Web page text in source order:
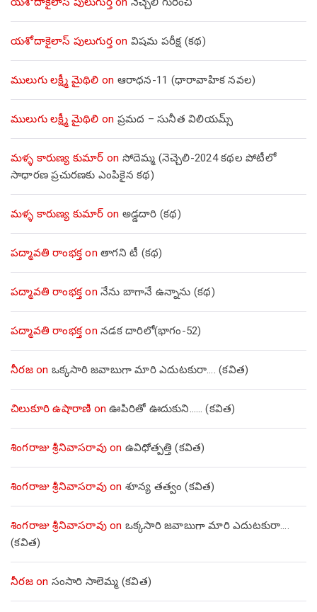
యశోదాకైలాస్ పులుగుర్తon విషమ పరీక్ష (క‌థ‌)
ములుగు లక్ష్మీ మైథిలి on ఆరాధన-11 (ధారావాహిక నవల)
ములుగు లక్ష్మీ మైథిలి on ప్రమద – సునీత విలియమ్స్
మళ్ళ కారుణ్య కుమార్ on సోదెమ్మ (నెచ్చెలి-2024 కథల పోటీలో
సాధారణ ప్రచురణకు ఎంపికైన కథ)
మళ్ళ కారుణ్య కుమార్ on అడ్డదారి (కథ)
పద్మావతి రాంభక్తon తాగని టీ (కథ)
పద్మావతి రాంభక్తon నేను బాగానే ఉన్నాను (క‌థ‌)
పద్మావతి రాంభక్తon నడక దారిలో(భాగం-52)
నీరజon ఒక్కసారి జవాబుగా మారి ఎదుటకురా…. (కవిత)
చిలుకూరి ఉషారాణి onఊపిరితో ఊదుకుని…… (కవిత)
శింగరాజు శ్రీనివాసరావుon ఉవిధోత్పత్తి (కవిత)
శింగరాజు శ్రీనివాసరావుon శూన్య తత్వం (కవిత)
శింగరాజు శ్రీనివాసరావుon ఒక్కసారి జవాబుగా మారి ఎదుటకురా….
(కవిత)
నీరజon సంసారి సాలెమ్మ (కవిత)